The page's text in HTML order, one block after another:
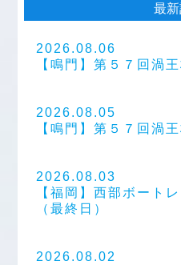
最
2026.08.06
【鳴門】第５７回渦
2026.08.05
【鳴門】第５７回渦
2026.08.03
【福岡】西部ボート
（最終日）
2026.08.02